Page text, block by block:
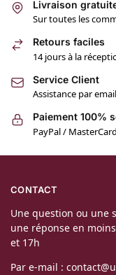
Livraison
Sur toutes les
Retours faciles
14 jours à la
Service Client
Assistance par
Paiement 100%
PayPal /
CONTACT
Une question ou une
une réponse en
et 17h
Par e-mail :